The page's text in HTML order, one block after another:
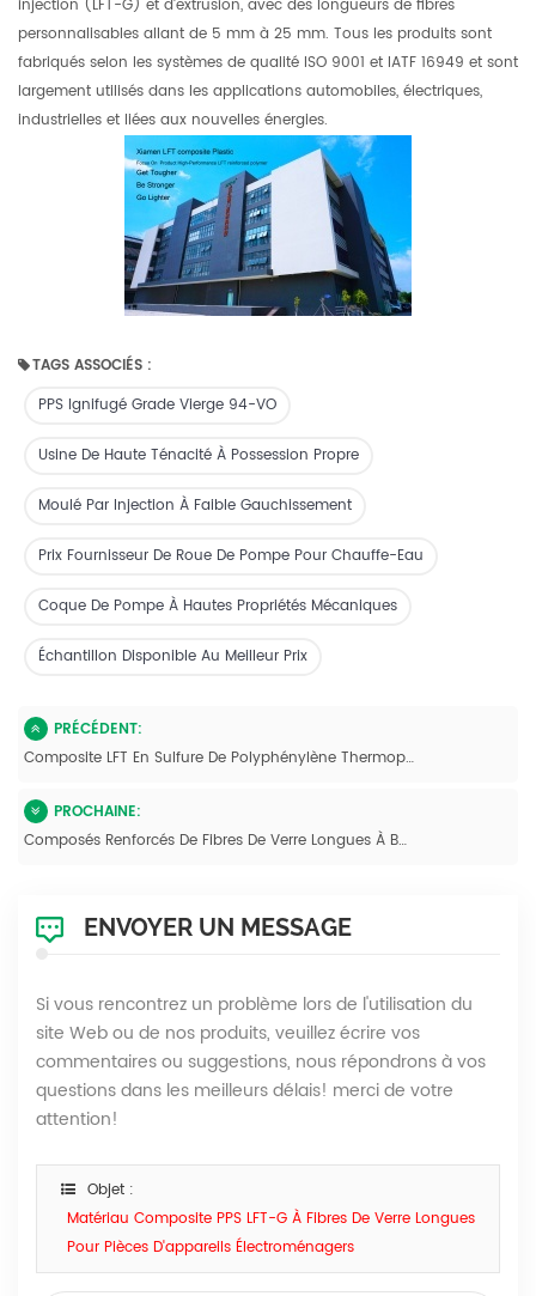
injection (LFT-G) et d'extrusion, avec des longueurs de fibres
personnalisables allant de 5 mm à 25 mm. Tous les produits sont
fabriqués selon les systèmes de qualité ISO 9001 et IATF 16949 et sont
largement utilisés dans les applications automobiles, électriques,
industrielles et liées aux nouvelles énergies.
TAGS ASSOCIÉS :
PPS Ignifugé Grade Vierge 94-VO
Usine De Haute Ténacité À Possession Propre
Moulé Par Injection À Faible Gauchissement
Prix Fournisseur De Roue De Pompe Pour Chauffe-Eau
Coque De Pompe À Hautes Propriétés Mécaniques
Échantillon Disponible Au Meilleur Prix
PRÉCÉDENT:
Composite LFT En Sulfure De Polyphénylène Thermoplastique À Fibres Longues PPS LGF40 %
PROCHAINE:
Composés Renforcés De Fibres De Verre Longues À Base De Sulfure De Polyphénylène (PPS)
ENVOYER UN MESSAGE
Si vous rencontrez un problème lors de l'utilisation du
site Web ou de nos produits, veuillez écrire vos
commentaires ou suggestions, nous répondrons à vos
questions dans les meilleurs délais! merci de votre
attention!
Objet :
Matériau Composite PPS LFT-G À Fibres De Verre Longues
Pour Pièces D'appareils Électroménagers